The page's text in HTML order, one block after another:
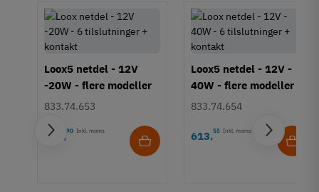
Loox5 netdel - 12V
-20W - flere modeller
833.74.653
439 ,90 Inkl. moms
Loox5 netdel - 12V -
40W - flere modeller
833.74.654
613,55 Inkl. moms